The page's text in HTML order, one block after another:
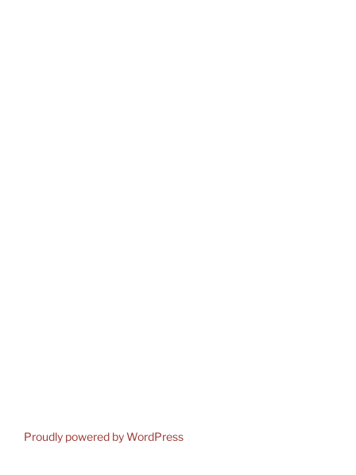
Proudly powered by WordPress